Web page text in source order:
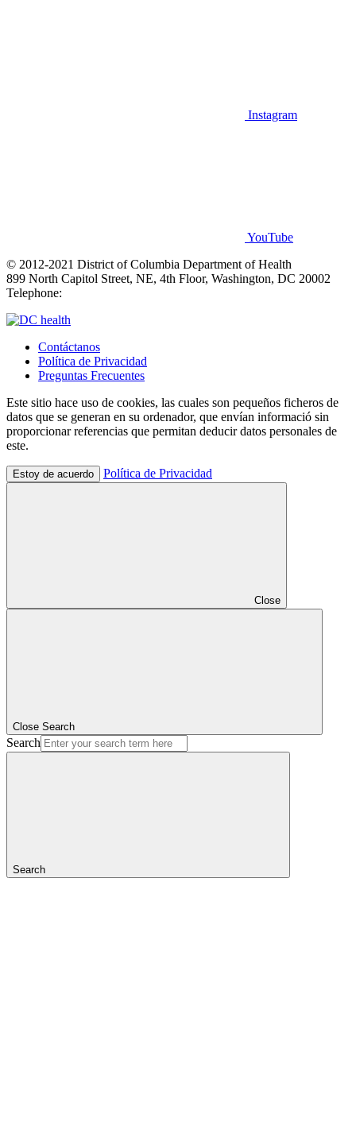
Instagram
YouTube
© 2012-2021 District of Columbia Department of Health
899 North Capitol Street, NE, 4th Floor, Washington, DC 20002
Telephone:
Contáctanos
Política de Privacidad
Preguntas Frecuentes
Este sitio hace uso de cookies, las cuales son pequeños ficheros de
datos que se generan en su ordenador, que envían informació sin
proporcionar referencias que permitan deducir datos personales de
este.
Estoy de acuerdo Política de Privacidad
Close
Close Search
Search
Search